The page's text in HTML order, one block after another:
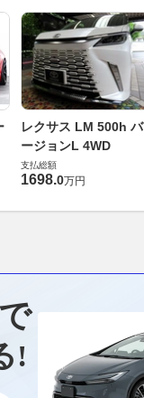
レクサス LM 500h バ
ージョンL 4WD
支払総額
1698.0万円
で
!